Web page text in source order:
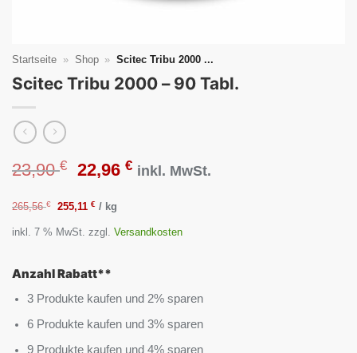
Startseite » Shop » Scitec Tribu 2000 ...
Scitec Tribu 2000 – 90 Tabl.
23,90€
Ursprünglicher
Preis
war:
23,90 €
22,96 €Aktueller
ist:
inkl. MwSt.
265,56€ 255,11€ / kg
inkl. 7 % MwSt. zzgl. Versandkosten
Anzahl Rabatt**
3 Produkte kaufen und 2% sparen
6 Produkte kaufen und 3% sparen
9 Produkte kaufen und 4% sparen